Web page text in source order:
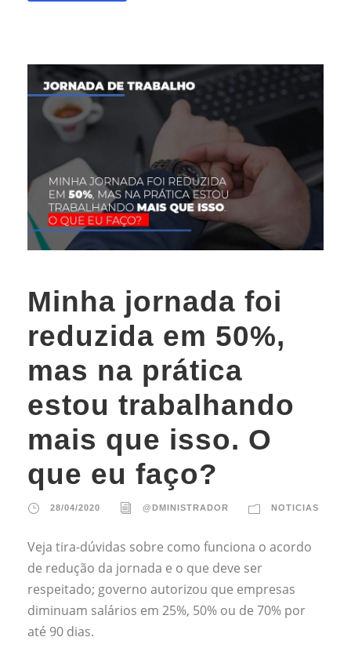
Minha jornada foi
reduzida em 50%,
mas na prática
estou trabalhando
mais que isso. O
que eu faço?
28/04/2020 @DMINISTRADOR NOTICIAS
Veja tira-dúvidas sobre como funciona o acordo
de redução da jornada e o que deve ser
respeitado; governo autorizou que empresas
diminuam salários em 25%, 50% ou de 70% por
até 90 dias.